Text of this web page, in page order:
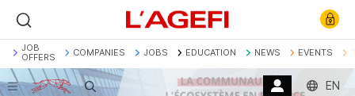
JOB
OFFERS
COMPANIES JOBS EDUCATION NEWS EVENTS
Search EN